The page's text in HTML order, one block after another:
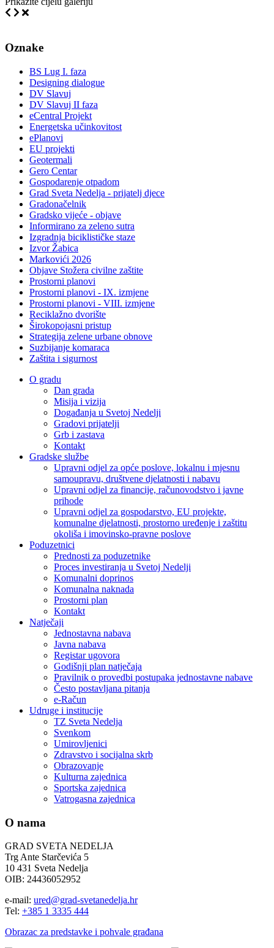
Oznake
BS Lug I. faza
Designing dialogue
DV Slavuj
DV Slavuj II faza
eCentral Projekt
Energetska učinkovitost
ePlanovi
EU projekti
Geotermali
Gero Centar
Gospodarenje otpadom
Grad Sveta Nedelja - prijatelj djece
Gradonačelnik
Gradsko vijeće - objave
Informirano za zeleno sutra
Izgradnja biciklističke staze
Izvor Žabica
Markovići 2026
Objave Stožera civilne zaštite
Prostorni planovi
Prostorni planovi - IX. izmjene
Prostorni planovi - VIII. izmjene
Reciklažno dvorište
Širokopojasni pristup
Strategija zelene urbane obnove
Suzbijanje komaraca
Zaštita i sigurnost
O gradu
Dan grada
Misija i vizija
Događanja u Svetoj Nedelji
Gradovi prijatelji
Grb i zastava
Kontakt
Gradske službe
Upravni odjel za opće poslove, lokalnu i mjesnu
samoupravu, društvene djelatnosti i nabavu
Upravni odjel za financije, računovodstvo i javne
prihode
Upravni odjel za gospodarstvo, EU projekte,
komunalne djelatnosti, prostorno uređenje i zaštitu
okoliša i imovinsko-pravne poslove
Poduzetnici
Prednosti za poduzetnike
Proces investiranja u Svetoj Nedelji
Komunalni doprinos
Komunalna naknada
Prostorni plan
Kontakt
Natječaji
Jednostavna nabava
Javna nabava
Registar ugovora
Godišnji plan natječaja
Pravilnik o provedbi postupaka jednostavne nabave
Često postavljana pitanja
e-Račun
Udruge i institucije
TZ Sveta Nedelja
Svenkom
Umirovljenici
Zdravstvo i socijalna skrb
Obrazovanje
Kulturna zajednica
Sportska zajednica
Vatrogasna zajednica
O nama
GRAD SVETA NEDELJA
Trg Ante Starčevića 5
10 431 Sveta Nedelja
OIB: 24436052952
e-mail: ured@grad-svetanedelja.hr
Tel: +385 1 3335 444
Obrazac za predstavke i pohvale građana